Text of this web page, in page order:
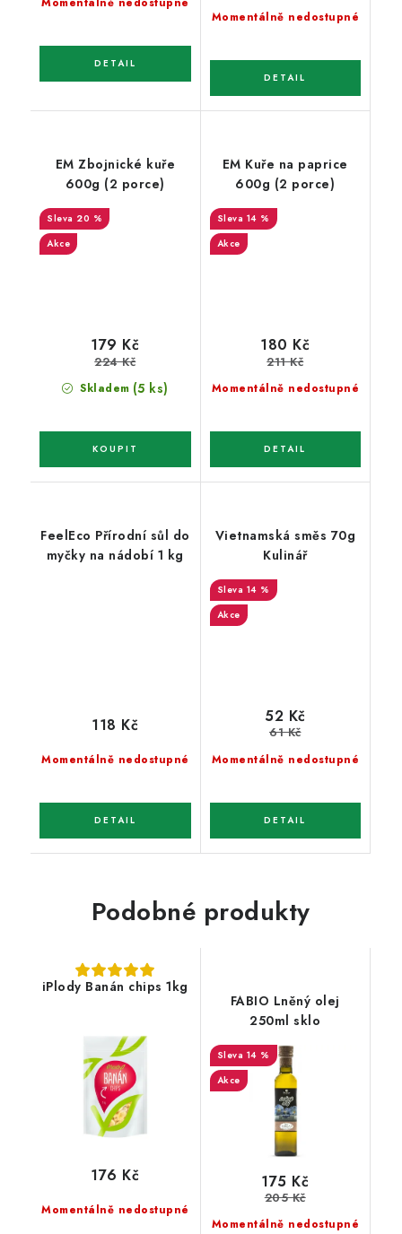
Momentálně nedostupné
EM Zbojnické kuře
600g (2 porce)
20 %
Akce
Skladem (5 ks)
179 Kč
224 Kč
EM Kuře na paprice
600g (2 porce)
14 %
Akce
Momentálně nedostupné
180 Kč
211 Kč
FeelEco Přírodní sůl do
myčky na nádobí 1 kg
Momentálně nedostupné
118 Kč
Vietnamská směs 70g
Kulinář
14 %
Akce
Momentálně nedostupné
52 Kč
61 Kč
Podobné produkty
iPlody Banán chips 1kg
Momentálně nedostupné
176 Kč
FABIO Lněný olej
250ml sklo
14 %
Akce
Momentálně nedostupné
175 Kč
205 Kč